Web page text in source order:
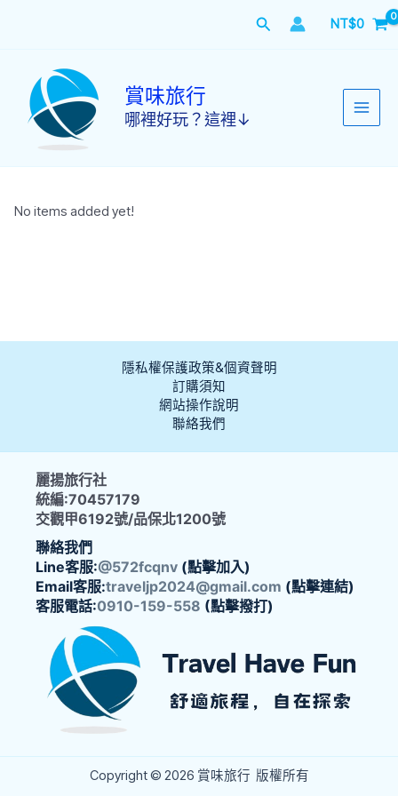
搜
NT$0
賞味旅行
哪裡好玩？這裡↓
No items added yet!
隱私權保護政策&個資聲明
訂購須知
網站操作說明
聯絡我們
麗揚旅行社
統編:70457179
交觀甲6192號/品保北1200號
聯絡我們
Line客服:@572fcqnv (點擊加入)
Email客服:traveljp2024@gmail.com (點擊連結)
客服電話:0910-159-558 (點擊撥打)
Copyright © 2026 賞味旅行 版權所有